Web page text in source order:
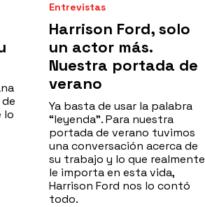
lo
Entrevistas
Harrison Ford, solo
un actor más.
Nuestra portada de
verano
Ya basta de usar la palabra
“leyenda”. Para nuestra
portada de verano tuvimos
una conversación acerca de
su trabajo y lo que realmente
le importa en esta vida,
Harrison Ford nos lo contó
todo.